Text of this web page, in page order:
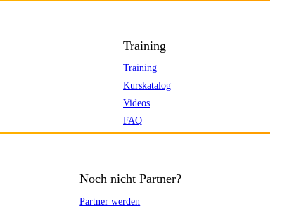
Training
Training
Kurskatalog
Videos
FAQ
Noch nicht Partner?
Partner werden